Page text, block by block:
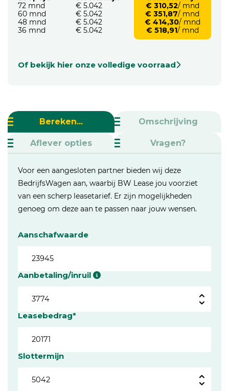
72 mnd
60 mnd
48 mnd
36 mnd
€ 5.042
€ 5.042
€ 5.042
€ 5.042
€ 310,52/ mnd
€ 351,87/ mnd
€ 414,30/ mnd
€ 518,91/ mnd
Of bekijk hier onze volledige voorraad
Bereken... Omschrijving
Aflever opties Vragen?
Voor een aangesloten partner bieden wij deze
BedrijfsWagen aan, waarbij BW Lease jou voorziet
van een scherp leasetarief. Er zijn mogelijkheden
genoeg om deze aan te passen naar jouw wensen.
Aanschafwaarde
Aanbetaling/inruil
Leasebedrag*
Slottermijn